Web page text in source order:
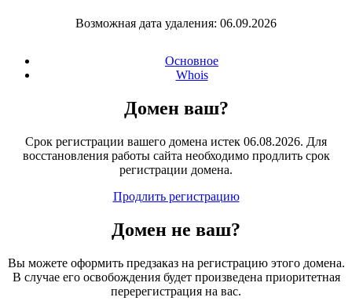
Возможная дата удаления: 06.09.2026
Основное
Whois
Домен ваш?
Срок регистрации вашего домена истек 06.08.2026. Для
восстановления работы сайта необходимо продлить срок
регистрации домена.
Продлить регистрацию
Домен не ваш?
Вы можете оформить предзаказ на регистрацию этого домена.
В случае его освобождения будет произведена приоритетная
перерегистрация на вас.